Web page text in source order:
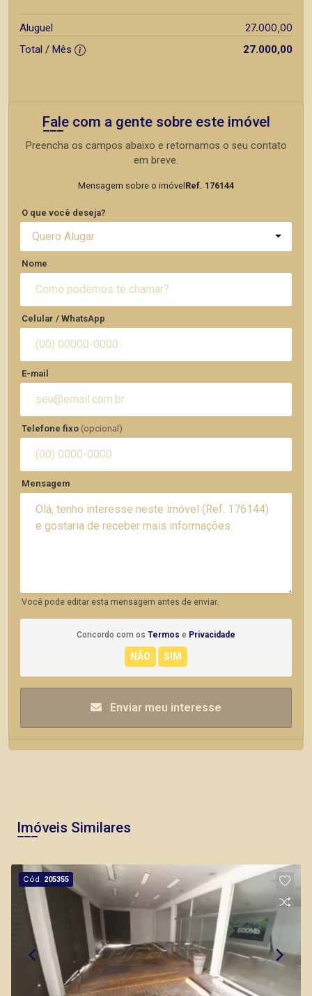
Aluguel 27.000,00
Total / Mês 27.000,00
Fale com a gente sobre este imóvel
Preencha os campos abaixo e retornamos o seu contato
em breve.
Mensagem sobre o imóvel Ref. 176144
O que você deseja?
Quero Alugar
Nome
Celular / WhatsApp
E-mail
Telefone fixo (opcional)
Mensagem
Você pode editar esta mensagem antes de enviar.
Concordo com os Termos e Privacidade
Enviar meu interesse
Imóveis Similares
Cód. 205355